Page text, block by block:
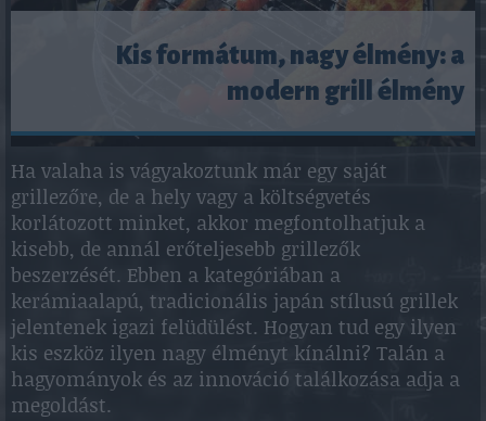
Kis formátum, nagy élmény: a
modern grill élmény
Ha valaha is vágyakoztunk már egy saját
grillezőre, de a hely vagy a költségvetés
korlátozott minket, akkor megfontolhatjuk a
kisebb, de annál erőteljesebb grillezők
beszerzését. Ebben a kategóriában a
kerámiaalapú, tradicionális japán stílusú grillek
jelentenek igazi felüdülést. Hogyan tud egy ilyen
kis eszköz ilyen nagy élményt kínálni? Talán a
hagyományok és az innováció találkozása adja a
megoldást.